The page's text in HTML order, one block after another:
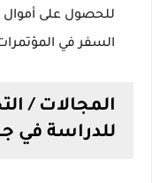
للحصول على أموال
السفر في
المجالات /
للدراسة في